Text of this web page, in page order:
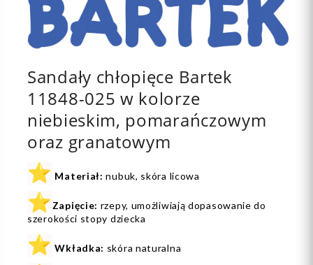
Sandały chłopięce Bartek
11848-025 w kolorze
niebieskim, pomarańczowym
oraz granatowym
⭐ Materiał: nubuk, skóra licowa
⭐ Zapięcie: rzepy, umożliwiają dopasowanie do
szerokości stopy dziecka
⭐ Wkładka: skóra naturalna